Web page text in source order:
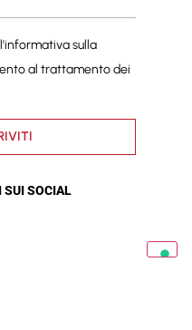
sulla
al trattamento dei
SUI SOCIAL